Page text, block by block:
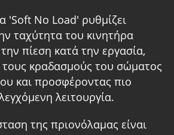
'Soft No Load' ρυθμίζει
ταχύτητα του κινητήρα
πίεση κατά την εργασία,
τους κραδασμούς του σώματος
και προσφέροντας πιο
λειτουργία.
της πριονόλαμας είναι